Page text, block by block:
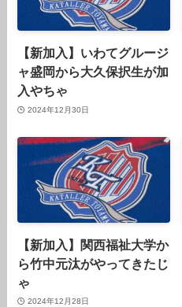
【新加入】いわてグルージ
ャ盛岡から大久保択生が加
入やちゃ
2024年12月30日
【新加入】関西福祉大学か
ら竹中元汰がやってきたじ
ゃ
2024年12月28日